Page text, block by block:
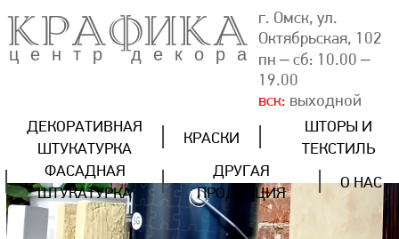
КРАФИКА
центр декора
г. Омск, ул.
Октябрьская, 102
пн – сб: 10.00 –
19.00
вск: выходной
ДЕКОРАТИВНАЯ
ШТУКАТУРКА
КРАСКИ
ШТОРЫ И
ТЕКСТИЛЬ
ФАСАДНАЯ
ШТУКАТУРКА
ДРУГАЯ
ПРОДУКЦИЯ
О НАС